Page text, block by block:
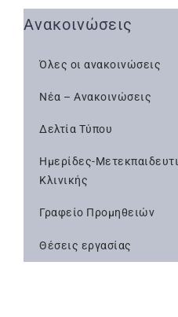
Ανακοινώσεις
Όλες οι ανακοινώσεις
Νέα – Ανακοινώσεις
Δελτία Τύπου
Ημερίδες-
Κλινικής
Γραφείο Προμηθειών
Θέσεις εργασίας